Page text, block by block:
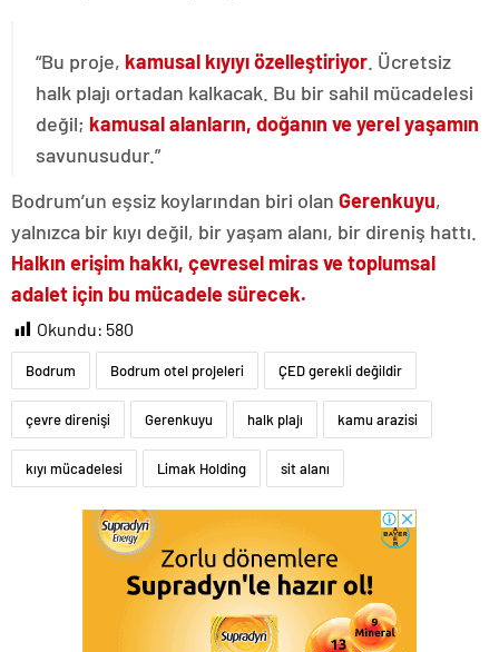
“Bu proje, kamusal kıyıyı özelleştiriyor . Ücretsiz
halk plajı ortadan kalkacak. Bu bir sahil mücadelesi
değil; kamusal alanların, doğanın ve yerel yaşamın
savunusudur.”
Bodrum’un eşsiz koylarından biri olan Gerenkuyu,
yalnızca bir kıyı değil, bir yaşam alanı, bir direniş hattı.
Halkın erişim hakkı, çevresel miras ve toplumsal
adalet için bu mücadele sürecek.
Okundu: 580
Bodrum Bodrum otel projeleri ÇED gerekli değildir
çevre direnişi Gerenkuyu halk plajı kamu arazisi
kıyı mücadelesi Limak Holding sit alanı